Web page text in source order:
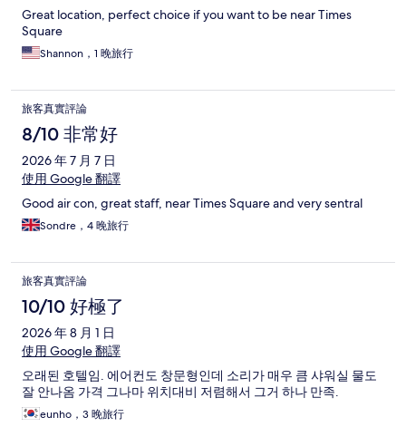
Great location, perfect choice if you want to be near Times
Square
Shannon，1 晚旅行
旅客真實評論
8/10 非常好
2026 年 7 月 7 日
使用 Google 翻譯
Good air con, great staff, near Times Square and very sentral
Sondre，4 晚旅行
旅客真實評論
10/10 好極了
2026 年 8 月 1 日
使用 Google 翻譯
오래된 호텔임. 에어컨도 창문형인데 소리가 매우 큼 샤워실 물도
잘 안나옴 가격 그나마 위치대비 저렴해서 그거 하나 만족.
eunho，3 晚旅行